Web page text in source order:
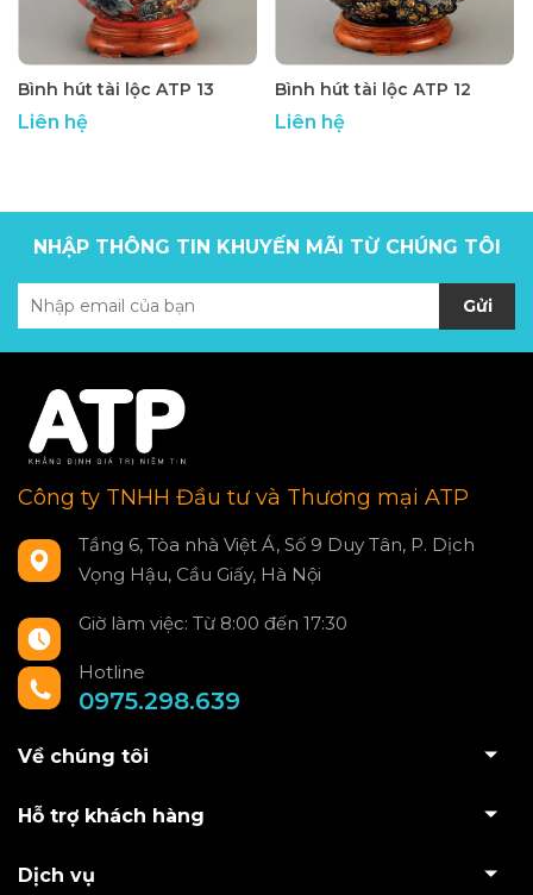
Bình hút tài lộc ATP 13
Liên hệ
Bình hút tài lộc ATP 12
Liên hệ
NHẬP THÔNG TIN KHUYẾN MÃI TỪ CHÚNG TÔI
Gửi
Công ty TNHH Đầu tư và Thương mại ATP
Tầng 6, Tòa nhà Việt Á, Số 9 Duy Tân, P. Dịch
Vọng Hậu, Cầu Giấy, Hà Nội
Giờ làm việc: Từ 8:00 đến 17:30
Hotline
0975.298.639
Về chúng tôi
Hỗ trợ khách hàng
Dịch vụ